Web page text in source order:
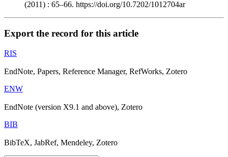
(2011) : 65–66. https://doi.org/10.7202/1012704ar
Export the record for this article
RIS
EndNote, Papers, Reference Manager, RefWorks, Zotero
ENW
EndNote (version X9.1 and above), Zotero
BIB
BibTeX, JabRef, Mendeley, Zotero